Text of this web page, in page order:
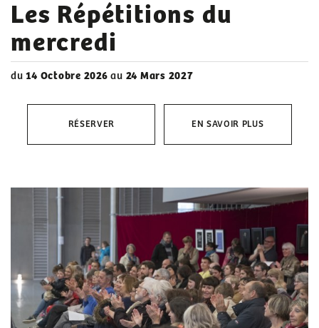
Les Répétitions du
mercredi
du14 Octobre 2026au 24 Mars 2027
RÉSERVER EN SAVOIR PLUS